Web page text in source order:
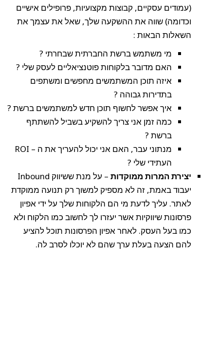
(עמודים עסקיים, קבוצות מקצועיות, פרופילים אישיים
וכדומה) שווה את ההשקעה שלך, שאל את עצמך את
השאלות הבאות :
מי משתמש ברשת החברתית שבחרתי ?
האם מדובר בלקוחות פוטנציאליים לעסק שלי ?
איזה תוכן המשתמשים מחפשים ומשתפים
בתדירות גבוהה ?
איך אפשר לחשוף תוכן חדש למשתמשים ברשת ?
כמה זמן אני צריך להשקיע בשביל להשתתף
ברשת ?
מנתוני עבר, האם אני יכול להעריך את ה – ROI
העתידי שלי ?
יצירת המרות ממוקדות
– על מנת ששיווק Inbound
יעבוד באמת, זה לא מספיק למשוך רק תנועה ממוקדת
לאתר. עליך לדעת מי הם הלקוחות שלך על ידי אפיון
פרסונות שיווקיות אשר יעזרו לך לחשוב כמו הלקוח ולא
כמו בעל העסק. לאחר אפיון הפרסונות תוכל להציע
להם הצעה בעלת ערך שהם לא יוכלו לסרב לה.